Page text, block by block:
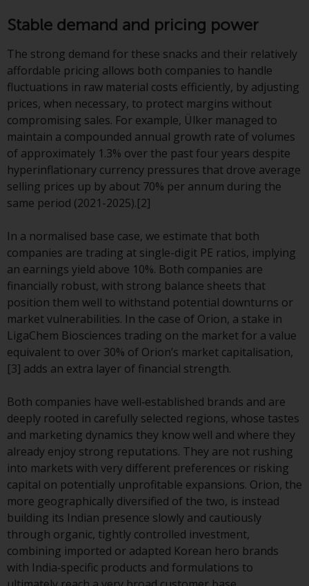
Anlagen in Wertpapieren
2009/65/EG ) und die Richtlinie
über die Verwalter alternativer
Investmentfonds (Richtlinie
2011/61/EU) sowie die
entsprechenden Regelungen, die
diese Regelungen in britisches
Recht umgesetzt und dann beim
Austritt des Vereinigten
Königreichs aus der Europäischen
Union ersetzt haben; es kann
oder Formalitäten geben, die Ihre
Anlage verbieten.
Dementsprechend sind Sie
verpflichtet, sich über solche
Einschränkungen zu informieren
und diese zu beachten. Auf dieser
Website erwähnte Produkte oder
Dienstleistungen sind nur für den
Vertrieb in jenen
denen und an diejenigen
Personen, denen das Anbieten
solcher Produkte und
Dienstleistungen gestattet ist.
Informationen für Anleger in der
Schweiz
Dies ist ein Werbedokument.
Stable demand and pricing power
The strong demand for these snacks and their relatively
affordable pricing allows both companies to handle
fluctuations in raw material costs efficiently, by adjusting
prices, when necessary, to protect margins without
compromising sales. For example, Ülker managed to
maintain a compounded annual growth rate of volumes
of approximately 1.3% over the past four years despite
hyperinflationary currency pressures that drove average
selling prices up by about 70% per annum during the
same period (2021-2025).[2]
In a normalised base case, we estimate that both
companies are trading at single-digit PE ratios, implying
an earnings yield above 10%. Both companies are
financially robust, with strong balance sheets that
position them well to withstand potential downturns or
market vulnerabilities. In the case of Orion, a stake in
LigaChem Biosciences trading on the market for a value
equivalent to over 30% of Orion’s market capitalisation,
[3] adds an extra layer of financial strength.
Both companies have well‑established brands and are
deeply rooted in carefully selected regions, whose tastes
and marketing dynamics they know well and where they
already enjoy strong reputations. They are not rushing
into markets with very different preferences or risking
capital on potentially unprofitable expansions. Orion, the
more geographically diversified of the two, is instead
building its Indian presence slowly and cautiously
through organic, tightly controlled investment,
combining imported or adapted Korean hero brands
with India‑specific products and formulations to